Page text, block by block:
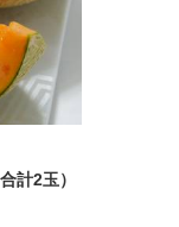
計2玉）